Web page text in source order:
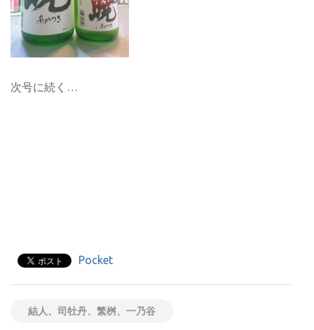
次号に続く…
Pocket
結人、司牡丹、繁桝、一乃谷